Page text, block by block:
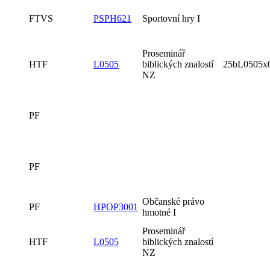
FTVS PSPH621 Sportovní hry I
HTF L0505
Proseminář
biblických znalostí
NZ
PF
PF
PF HPOP3001
Občanské právo
hmotné I
HTF L0505
Proseminář
biblických znalostí
NZ